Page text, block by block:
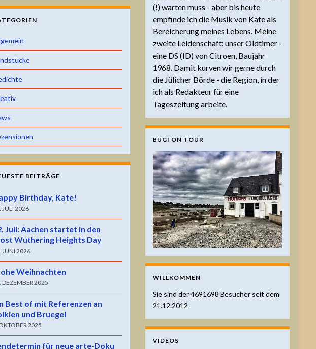
BEITRÄGE
Birthday, Kate!
JULI 2026
Juli: Aachen startet in den
Wuthering Heights Day
JUNI 2026
Weihnachten
DEZEMBER 2025
Best of mit Referenzen an
und Bruegel
2025
für neue arte-Doku
(!) warten muss - aber bis heute
empfinde ich die Musik von Kate als
Bereicherung meines Lebens. Meine
zweite Leidenschaft: unser Oldtimer -
eine DS (ID) von Citroen, Baujahr
1968. Damit kurven wir gerne durch
die Jülicher Börde - die Region, in der
ich als Redakteur für eine
Tageszeitung arbeite.
BUGI ON TOUR
WILLKOMMEN
Sie sind der4691698 Besucher seit dem
21.12.2012
VIDEOS